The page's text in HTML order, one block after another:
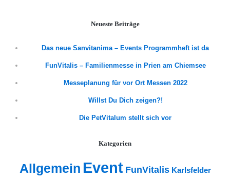
Neueste Beiträge
Das neue Sanvitanima – Events Programmheft ist da
FunVitalis – Familienmesse in Prien am Chiemsee
Messeplanung für vor Ort Messen 2022
Willst Du Dich zeigen?!
Die PetVitalum stellt sich vor
Kategorien
Allgemein Event FunVitalis Karlsfelder